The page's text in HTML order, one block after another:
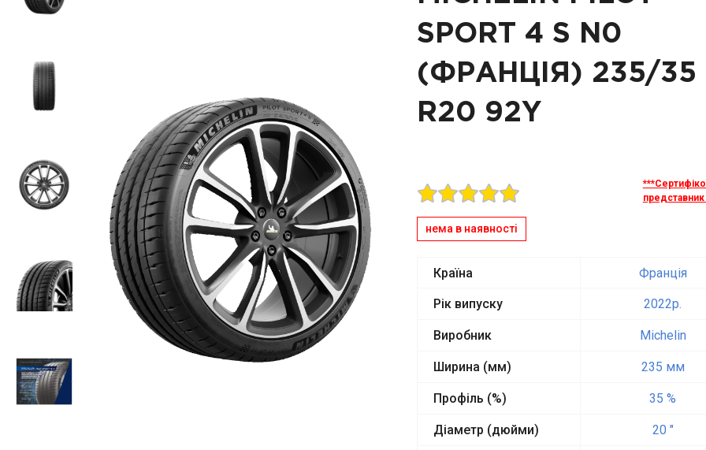
SPORT 4 S N0
(ФРАНЦІЯ) 235/35
R20 92Y
нема в наявності
Країна Франція
Рік випуску 2022p.
Виробник Michelin
Ширина (мм) 235 мм
Профіль (%) 35 %
Діаметр (дюйми) 20 "